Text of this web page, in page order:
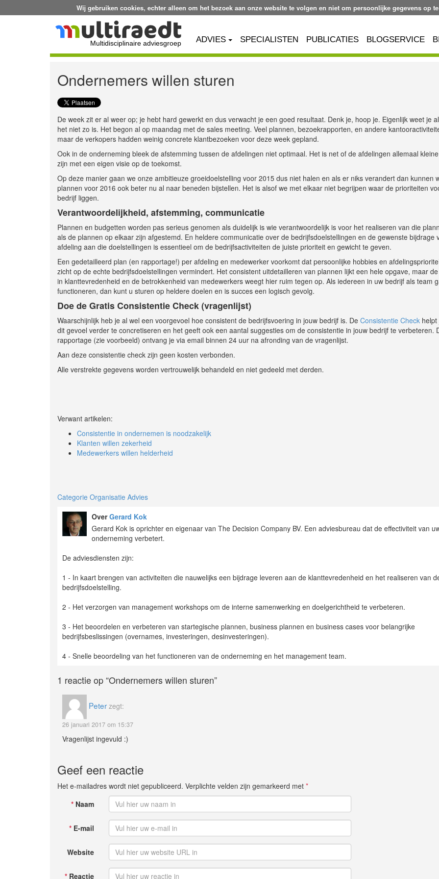
Wij gebruiken cookies, echter alleen om het bezoek aan onze website te volgen en niet om persoonlijke gegevens op
Multidisciplinaire adviesgroep ADVIES SPECIALISTEN PUBLICATIES BLOGSERVICE
Ondernemers willen sturen
De week zit er al weer op; je hebt hard gewerkt en dus verwacht je een goed resultaat. Denk je, hoop je. Eigenlijk weet je
het niet zo is. Het begon al op maandag met de sales meeting. Veel plannen, bezoekrapporten, en andere
maar de verkopers hadden weinig concrete klantbezoeken voor deze week gepland.
Ook in de onderneming bleek de afstemming tussen de afdelingen niet optimaal. Het is net of de afdelingen allemaal
zijn met een eigen visie op de toekomst.
Op deze manier gaan we onze ambitieuze groeidoelstelling voor 2015 dus niet halen en als er niks verandert dan kunnen
plannen voor 2016 ook beter nu al naar beneden bijstellen. Het is alsof we met elkaar niet begrijpen waar de prioriteiten
bedrijf liggen.
Verantwoordelijkheid, afstemming, communicatie
Plannen en budgetten worden pas serieus genomen als duidelijk is wie verantwoordelijk is voor het realiseren van die
als de plannen op elkaar zijn afgestemd. En heldere communicatie over de bedrijfsdoelstellingen en de gewenste bijdrage
afdeling aan die doelstellingen is essentieel om de bedrijfsactiviteiten de juiste prioriteit en gewicht te geven.
Een gedetailleerd plan (en rapportage!) per afdeling en medewerker voorkomt dat persoonlijke hobbies en
zicht op de echte bedrijfsdoelstellingen vermindert. Het consistent uitdetailleren van plannen lijkt een hele opgave, maar
in klanttevredenheid en de betrokkenheid van medewerkers weegt hier ruim tegen op. Als iedereen in uw bedrijf als team
functioneren, dan kunt u sturen op heldere doelen en is succes een logisch gevolg.
Doe de Gratis Consistentie Check (vragenlijst)
Waarschijnlijk heb je al wel een voorgevoel hoe consistent de bedrijfsvoering in jouw bedrijf is. De Consistentie Check
dit gevoel verder te concretiseren en het geeft ook een aantal suggesties om de consistentie in jouw bedrijf te verbeteren.
rapportage (zie voorbeeld) ontvang je via email binnen 24 uur na afronding van de vragenlijst.
Aan deze consistentie check zijn geen kosten verbonden.
Alle verstrekte gegevens worden vertrouwelijk behandeld en niet gedeeld met derden.
Verwant artikelen:
Consistentie in ondernemen is noodzakelijk
Klanten willen zekerheid
Medewerkers willen helderheid
Categorie Organisatie Advies
OverGerard Kok
Gerard Kok is oprichter en eigenaar van The Decision Company BV. Een adviesbureau dat de effectiviteit van
onderneming verbetert.
De adviesdiensten zijn:
1 - In kaart brengen van activiteiten die nauwelijks een bijdrage leveren aan de klanttevredenheid en het realiseren van
bedrijfsdoelstelling.
2 - Het verzorgen van management workshops om de interne samenwerking en doelgerichtheid te verbeteren.
3 - Het beoordelen en verbeteren van startegische plannen, business plannen en business cases voor belangrijke
bedrijfsbeslissingen (overnames, investeringen, desinvesteringen).
4 - Snelle beoordeling van het functioneren van de onderneming en het management team.
1 reactie op“Ondernemers willen sturen”
Peter zegt:
26 januari 2017 om 15:37
Vragenlijst ingevuld :)
Geef een reactie
Het e-mailadres wordt niet gepubliceerd. Verplichte velden zijn gemarkeerd met *
* Naam
* E-mail
Website
* Reactie